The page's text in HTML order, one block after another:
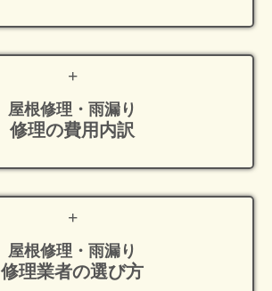
屋根修理・雨漏り
修理の費用内訳
屋根修理・雨漏り
修理業者の選び方